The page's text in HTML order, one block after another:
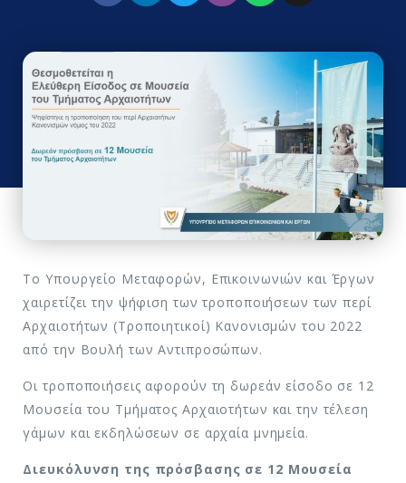
Το Υπουργείο Μεταφορών, Επικοινωνιών και Έργων
χαιρετίζει την ψήφιση των τροποποιήσεων των περί
Αρχαιοτήτων (Τροποιητικοί) Κανονισμών του 2022
από την Βουλή των Αντιπροσώπων.
Οι τροποποιήσεις αφορούν τη δωρεάν είσοδο σε 12
Μουσεία του Τμήματος Αρχαιοτήτων και την τέλεση
γάμων και εκδηλώσεων σε αρχαία μνημεία.
Διευκόλυνση της πρόσβασης σε 12 Μουσεία